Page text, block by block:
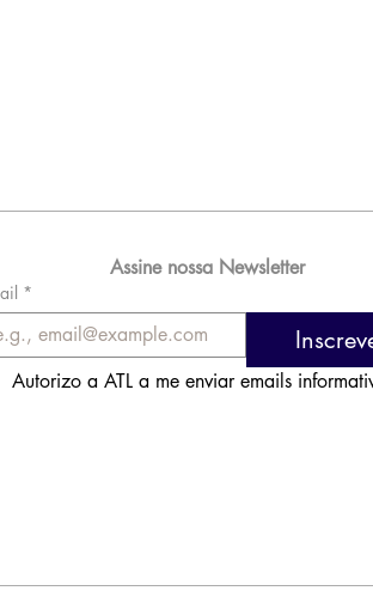
Assine nossa Newsletter
*
Autorizo a ATL a me enviar emails